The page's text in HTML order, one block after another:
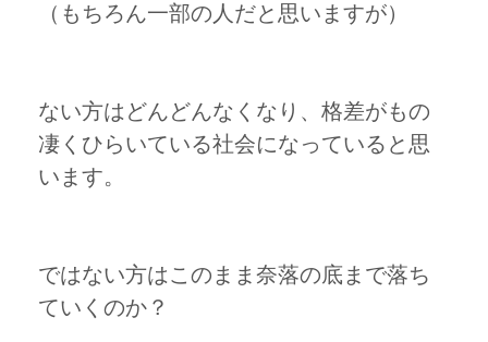
（もちろん一部の人だと思いますが）
ない方はどんどんなくなり、格差がもの
凄くひらいている社会になっていると思
います。
ではない方はこのまま奈落の底まで落ち
ていくのか？